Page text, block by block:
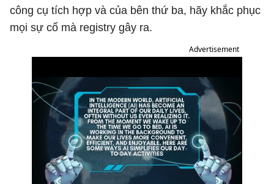
công cụ tích hợp và của bên thứ ba, hãy khắc phục
mọi sự cố mà registry gây ra.
Advertisement